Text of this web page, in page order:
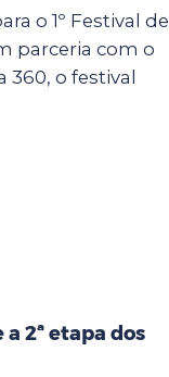
o 1º Festival de
parceria com o
360, o festival
a 2ª etapa dos